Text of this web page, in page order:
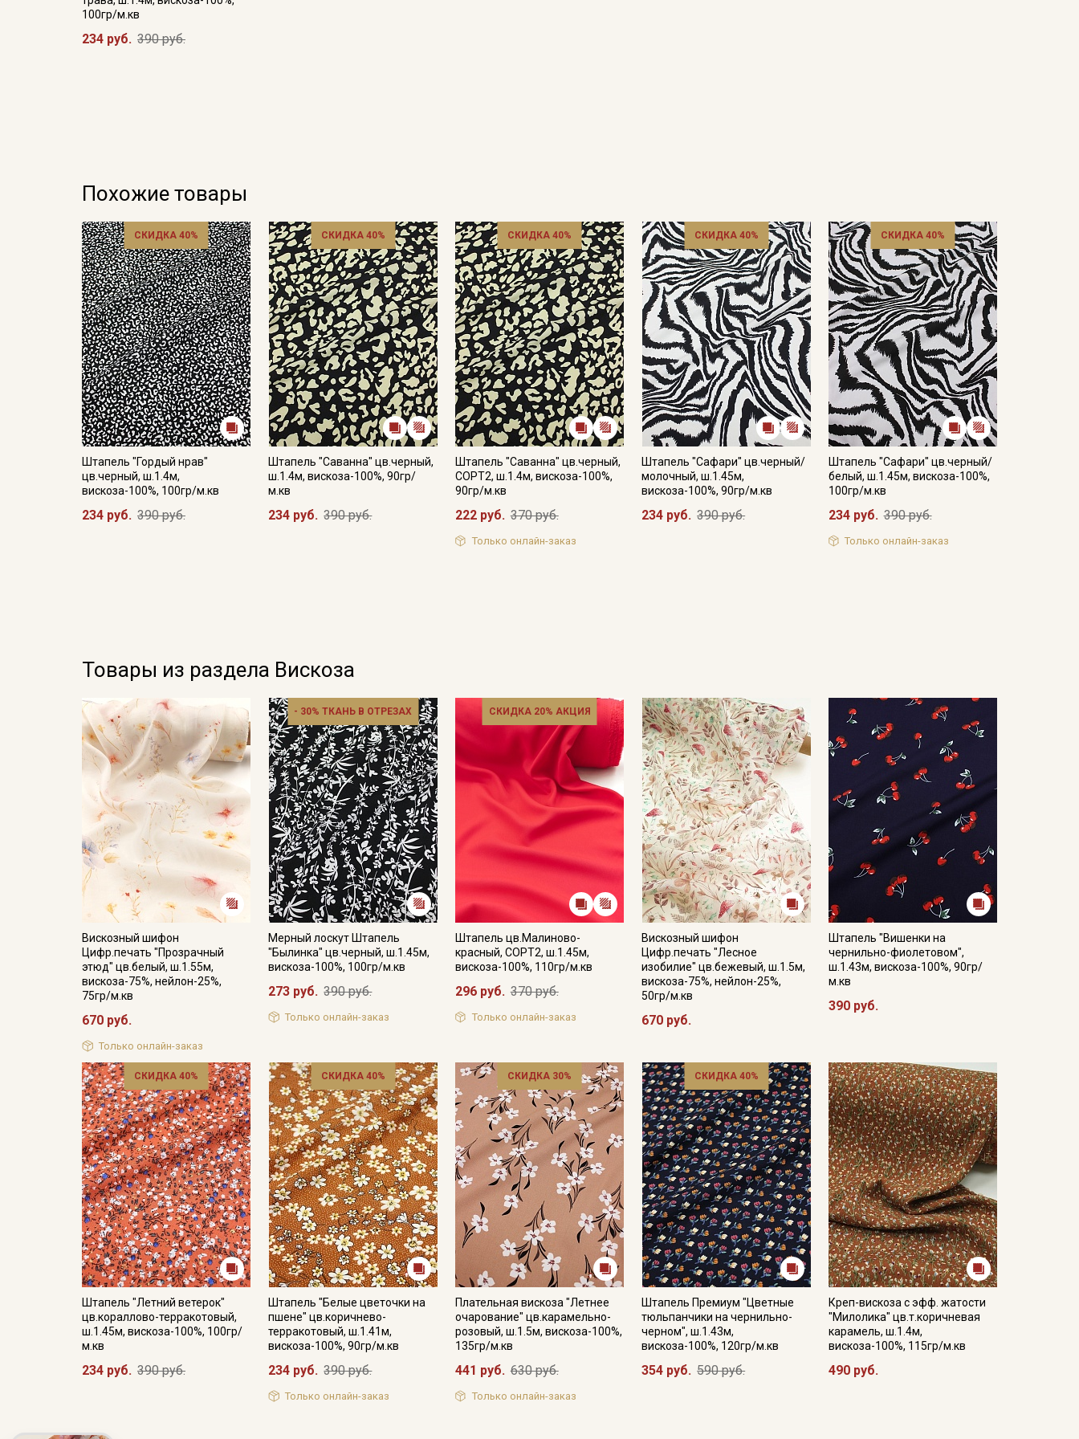
100гр/м.кв
234 руб. 390 руб.
Похожие товары
СКИДКА 40%
Штапель "Гордый нрав"
цв.черный, ш.1.4м,
вискоза-100%, 100гр/м.кв
234 руб. 390 руб.
СКИДКА 40%
Штапель "Саванна" цв.черный,
ш.1.4м, вискоза-100%, 90гр/
м.кв
234 руб. 390 руб.
СКИДКА 40%
Штапель "Саванна" цв.черный,
СОРТ2, ш.1.4м, вискоза-100%,
90гр/м.кв
222 руб. 370 руб.
Только онлайн-заказ
СКИДКА 40%
Штапель "Сафари" цв.черный/
молочный, ш.1.45м,
вискоза-100%, 90гр/м.кв
234 руб. 390 руб.
СКИДКА 40%
Штапель "Сафари" цв.черный/
белый, ш.1.45м, вискоза-100%,
100гр/м.кв
234 руб. 390 руб.
Только онлайн-заказ
Товары из раздела Вискоза
Вискозный шифон
Цифр.печать "Прозрачный
этюд" цв.белый, ш.1.55м,
вискоза-75%, нейлон-25%,
75гр/м.кв
670 руб.
Только онлайн-заказ
- 30% ТКАНЬ В ОТРЕЗАХ
Мерный лоскут Штапель
"Былинка" цв.черный, ш.1.45м,
вискоза-100%, 100гр/м.кв
273 руб. 390 руб.
Только онлайн-заказ
СКИДКА 20% АКЦИЯ
Штапель цв.Малиново-
красный, СОРТ2, ш.1.45м,
вискоза-100%, 110гр/м.кв
296 руб. 370 руб.
Только онлайн-заказ
Вискозный шифон
Цифр.печать "Лесное
изобилие" цв.бежевый, ш.1.5м,
вискоза-75%, нейлон-25%,
50гр/м.кв
670 руб.
Штапель "Вишенки на
чернильно-фиолетовом",
ш.1.43м, вискоза-100%, 90гр/
м.кв
390 руб.
СКИДКА 40%
Штапель "Летний ветерок"
цв.кораллово-терракотовый,
ш.1.45м, вискоза-100%, 100гр/
м.кв
234 руб. 390 руб.
СКИДКА 40%
Штапель "Белые цветочки на
пшене" цв.коричнево-
терракотовый, ш.1.41м,
вискоза-100%, 90гр/м.кв
234 руб. 390 руб.
Только онлайн-заказ
СКИДКА 30%
Плательная вискоза "Летнее
очарование" цв.карамельно-
розовый, ш.1.5м, вискоза-100%,
135гр/м.кв
441 руб. 630 руб.
Только онлайн-заказ
СКИДКА 40%
Штапель Премиум "Цветные
тюльпанчики на чернильно-
черном", ш.1.43м,
вискоза-100%, 120гр/м.кв
354 руб. 590 руб.
Креп-вискоза с эфф. жатости
"Милолика" цв.т.коричневая
карамель, ш.1.4м,
вискоза-100%, 115гр/м.кв
490 руб.
Подписаться
Ознакомлен(а) сПолитикой обработки персональных
данных
и даюСогласие на обработку персональных
данных
ДаюСогласие на получение рекламных и
информационных рассылок